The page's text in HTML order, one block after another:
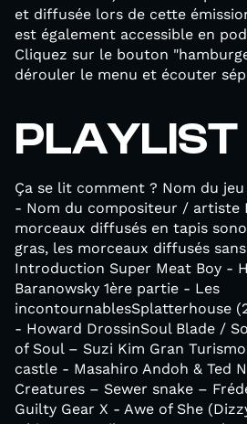
et diffusée lors de cette
est également accessible en
Cliquez sur le bouton
dérouler le menu et écouter
PLAYLIST
Ça se lit comment ? Nom du
- Nom du compositeur / artiste
morceaux diffusés en tapis
gras, les morceaux diffusés
Introduction Super Meat Boy -
Baranowsky 1ère partie - Les
incontournablesSplatterhouse
- Howard DrossinSoul Blade /
of Soul – Suzi Kim Gran
castle - Masahiro Andoh & Ted
Creatures – Sewer snake –
Guilty Gear X - Awe of She